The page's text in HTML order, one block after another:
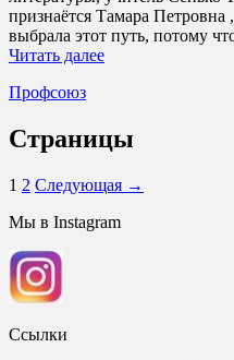
признаётся Тамара Петровна
выбрала этот путь, потому
Читать далее
Профсоюз
Страницы
1 2 Следующая →
Мы в Instagram
Ссылки